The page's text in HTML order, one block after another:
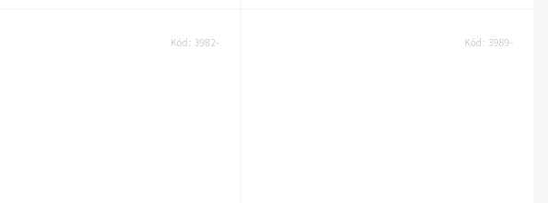
Kód: 3982- Kód: 3989-